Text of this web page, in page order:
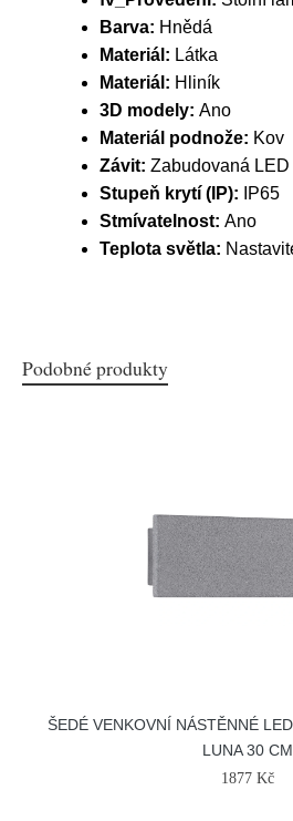
Barva: Hnědá
Materiál: Látka
Materiál: Hliník
3D modely: Ano
Materiál podnože: Kov
Závit: Zabudovaná LED
Stupeň krytí (IP):
IP65
Stmívatelnost: Ano
Teplota světla:
Podobné produkty
ŠEDÉ VENKOVNÍ NÁSTĚNNÉ
LUNA 30 CM
1877 Kč